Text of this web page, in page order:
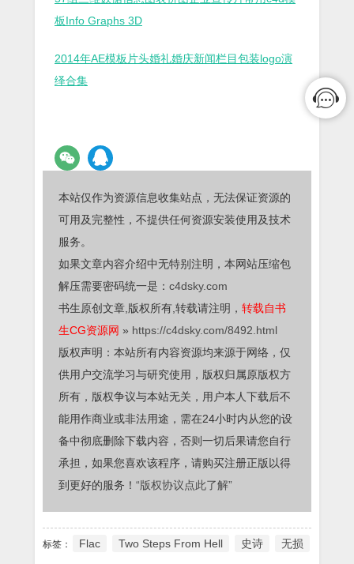
板Info Graphs 3D
2014年AE模板片头婚礼婚庆新闻栏目包装logo演
绎合集
本站仅作为资源信息收集站点，无法保证资源的
可用及完整性，不提供任何资源安装使用及技术
服务。
如果文章内容介绍中无特别注明，本网站压缩包
解压需要密码统一是： c4dsky.com
书生原创文章,版权所有,转载请注明， 转载自书
生CG资源网 » https://c4dsky.com/8492.html
版权声明：本站所有内容资源均来源于网络，仅
供用户交流学习与研究使用，版权归属原版权方
所有，版权争议与本站无关，用户本人下载后不
能用作商业或非法用途，需在24小时内从您的设
备中彻底删除下载内容，否则一切后果请您自行
承担，如果您喜欢该程序，请购买注册正版以得
到更好的服务！ “版权协议点此了解”
标签： Flac Two Steps From Hell 史诗 无损